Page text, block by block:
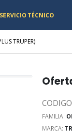
SERVICIO TÉCNICO
TRUPER)
FAMILIA:
MARCA: